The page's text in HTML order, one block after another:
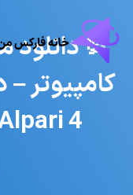
کامپیوتر –
4 Alpari نسخه ویندوز 🟢